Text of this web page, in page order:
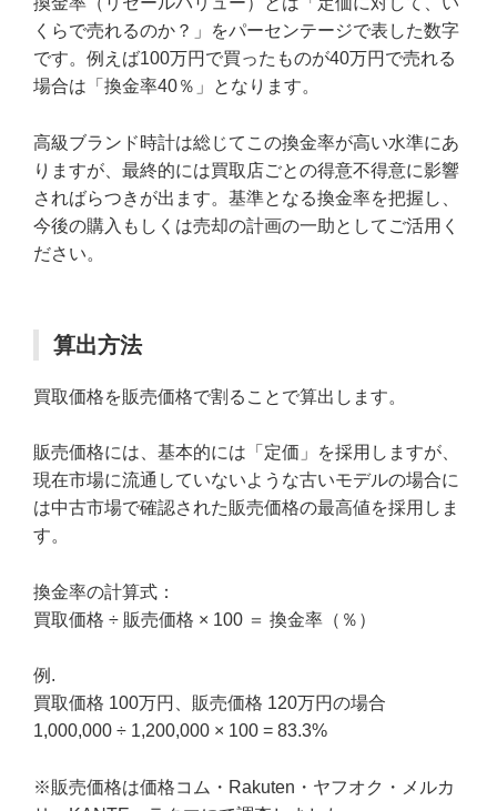
くらで売れるのか？」をパーセンテージで表した数字
です。例えば100万円で買ったものが40万円で売れる
場合は「換金率40％」となります。
高級ブランド時計は総じてこの換金率が高い水準にあ
りますが、最終的には買取店ごとの得意不得意に影響
さればらつきが出ます。基準となる換金率を把握し、
今後の購入もしくは売却の計画の一助としてご活用く
ださい。
算出方法
買取価格を販売価格で割ることで算出します。
販売価格には、基本的には「定価」を採用しますが、
現在市場に流通していないような古いモデルの場合に
は中古市場で確認された販売価格の最高値を採用しま
す。
換金率の計算式：
買取価格 ÷ 販売価格 × 100 ＝ 換金率（％）
例.
買取価格 100万円、販売価格 120万円の場合
1,000,000 ÷ 1,200,000 × 100 = 83.3%
※販売価格は価格コム・Rakuten・ヤフオク・メルカ